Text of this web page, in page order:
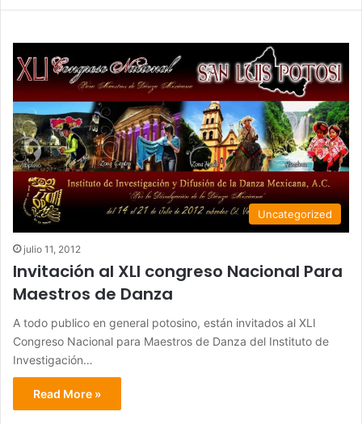
Uncategorized
julio 11, 2012
Invitación al XLI congreso Nacional Para
Maestros de Danza
A todo publico en general potosino, están invitados al XLI
Congreso Nacional para Maestros de Danza del Instituto de
Investigación…
Read More »